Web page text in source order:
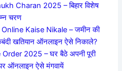
Charan 2025 – बिहार विशेष
चरण
Kaise Nikale – जमीन की
खतियान ऑनलाइन ऐसे निकाले?
2025 – घर बैठे अपनी पूरी
ऑनलाइन ऐसे मंगवायें